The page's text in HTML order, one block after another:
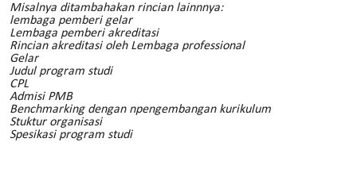
Misalnya ditambahakan rincian lainnnya:
lembaga pemberi gelar
Lembaga pemberi akreditasi
Rincian akreditasi oleh Lembaga professional
Gelar
Judul program studi
CPL
Admisi PMB
Benchmarking dengan npengembangan kurikulum
Stuktur organisasi
Spesikasi program studi